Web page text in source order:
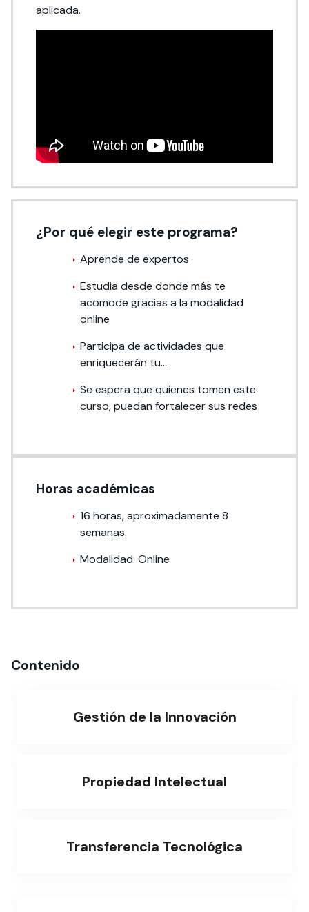
aplicada.
¿Por qué elegir este programa?
Aprende de expertos
Estudia desde donde más te
acomode gracias a la modalidad
online
Participa de actividades que
enriquecerán tu…
Se espera que quienes tomen este
curso, puedan fortalecer sus redes
Horas académicas
16 horas, aproximadamente 8
semanas.
Modalidad: Online
Contenido
Gestión de la Innovación
Propiedad Intelectual
Transferencia Tecnológica